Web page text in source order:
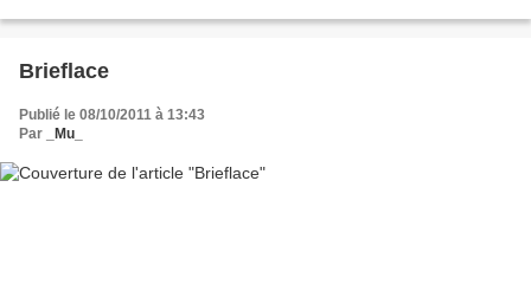
Brieflace
Publié le 08/10/2011 à 13:43
Par
_Mu_